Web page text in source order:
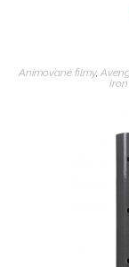
Animované filmy,